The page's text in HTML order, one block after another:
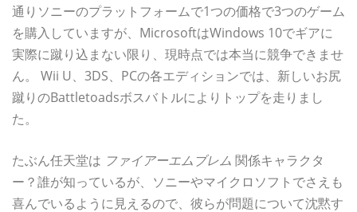
通りソニーのプラットフォームで1つの価格で3つのゲーム
を購入していますが、MicrosoftはWindows 10でギアに
実際に蹴り込まない限り、現時点では本当に競争できませ
ん。 Wii U、3DS、PCの各エディションでは、新しいお尻
蹴りのBattletoadsボスバトルによりトップを走りまし
た。
たぶん任天堂は ファイアーエムブレム 関係キャラクタ
ー？誰が知っているが、ソニーやマイクロソフトでさえも
喜んでいるように見えるので、彼らが問題について沈黙す